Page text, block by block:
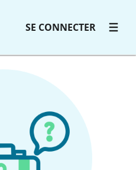
SE CONNECTER